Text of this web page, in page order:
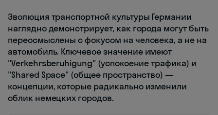
Эволюция транспортной культуры Германии
наглядно демонстрирует, как города могут быть
переосмыслены с фокусом на человека, а не на
автомобиль. Ключевое значение имеют
"Verkehrsberuhigung" (успокоение трафика) и
"Shared Space" (общее пространство) —
концепции, которые радикально изменили
облик немецких городов.